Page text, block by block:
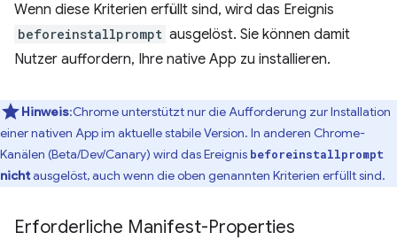
Wenn diese Kriterien erfüllt sind, wird das Ereignis
beforeinstallprompt ausgelöst. Sie können damit
Nutzer auffordern, Ihre native App zu installieren.
Hinweis:Chrome unterstützt nur die Aufforderung zur Installation
einer nativen App im aktuelle stabile Version. In anderen Chrome-
Kanälen (Beta/Dev/Canary) wird das Ereignis beforeinstallprompt
nichtausgelöst, auch wenn die oben genannten Kriterien erfüllt sind.
Erforderliche Manifest-Properties